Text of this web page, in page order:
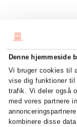
Denne hjemmeside
Vi bruger cookies til
vise dig funktioner til
trafik. Vi deler også
med vores partnere
kombinere disse